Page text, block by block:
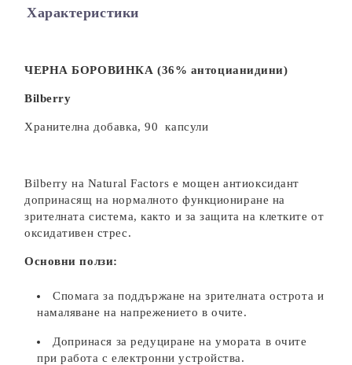
Характеристики
ЧЕРНА БОРОВИНКА (36% антоцианидини)
Bilberry
Хранителна добавка, 90 капсули
Bilberry на Natural Factors е мощен антиоксидант
допринасящ на нормалното функциониране на
зрителната система, както и за защита на клетките от
оксидативен стрес.
Основни ползи:
Спомага за поддържане на зрителната острота и
намаляване на напрежението в очите.
Допринася за редуциране на умората в очите
при работа с електронни устройства.